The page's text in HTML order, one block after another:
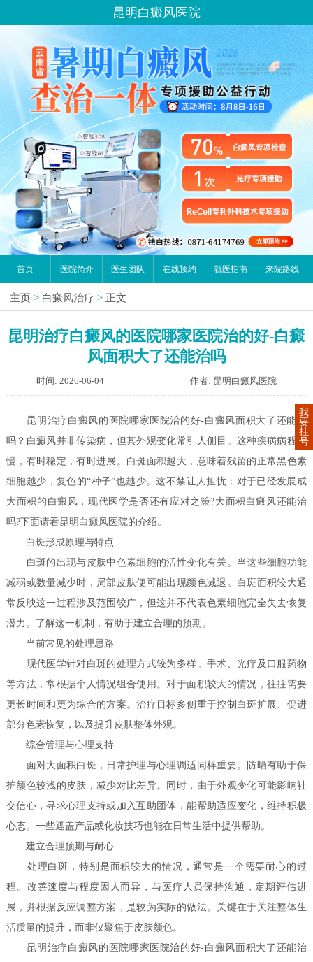
昆明白癜风医院
首页 医院简介 医生团队 在线预约 就医指南 来院路线
主页 > 白癜风治疗 > 正文
昆明治疗白癜风的医院哪家医院治的好-白癜
风面积大了还能治吗
时间: 2026-06-04 作者: 昆明白癜风医院
昆明治疗白癜风的医院哪家医院治的好-白癜风面积大了还能治
吗？白癜风并非传染病，但其外观变化常引人侧目。这种疾病病程缓
慢，有时稳定，有时进展。白斑面积越大，意味着残留的正常黑色素
细胞越少，复色的“种子”也越少。这不禁让人担忧：对于已经发展成
大面积的白癜风，现代医学是否还有应对之策?大面积白癜风还能治
吗?下面请看昆明白癜风 医院的介绍。
白斑形成原理与特点
白斑的出现与皮肤中色素细胞的活性变化有关。当这些细胞功能
减弱或数量减少时，局部皮肤便可能出现颜色减退。白斑面积较大通
常反映这一过程涉及范围较广，但这并不代表色素细胞完全失去恢复
潜力。了解这一机制，有助于建立合理的预期。
当前常见的处理思路
现代医学针对白斑的处理方式较为多样。手术、光疗及口服药物
等方法，常根据个人情况组合使用。对于面积较大的情况，往往需要
更长时间和更为综合的方案。治疗目标多侧重于控制白斑扩展、促进
部分色素恢复，以及提升皮肤整体外观。
综合管理与心理支持
面对大面积白斑，日常护理与心理调适同样重要。防晒有助于保
护颜色较浅的皮肤，减少对比差异。同时，由于外观变化可能影响社
交信心，寻求心理支持或加入互助团体，能帮助适应变化，维持积极
心态。一些遮盖产品或化妆技巧也能在日常生活中提供帮助。
建立合理预期与耐心
处理白斑，特别是面积较大的情况，通常是一个需要耐心的过
程。改善速度与程度因人而异，与医疗人员保持沟通，定期评估进
展，并根据反应调整方案，是较为实际的做法。关键在于关注整体生
活质量的提升，而非仅聚焦于皮肤颜色。
昆明治疗白癜风的医院哪家医院治的好-白癜风面积大了还能治
我
要
挂
号